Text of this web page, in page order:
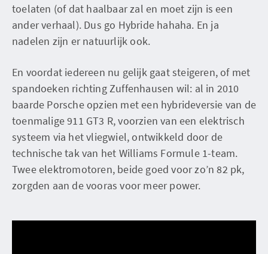
toelaten (of dat haalbaar zal en moet zijn is een
ander verhaal). Dus go Hybride hahaha. En ja
nadelen zijn er natuurlijk ook.
En voordat iedereen nu gelijk gaat steigeren, of met
spandoeken richting Zuffenhausen wil: al in 2010
baarde Porsche opzien met een hybrideversie van de
toenmalige 911 GT3 R, voorzien van een elektrisch
systeem via het vliegwiel, ontwikkeld door de
technische tak van het Williams Formule 1-team.
Twee elektromotoren, beide goed voor zo’n 82 pk,
zorgden aan de vooras voor meer power.